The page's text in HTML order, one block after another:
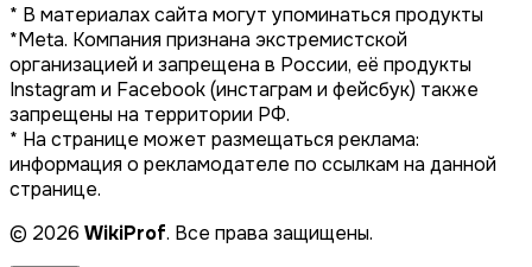
* В материалах сайта могут упоминаться продукты
*Meta. Компания признана экстремистской
организацией и запрещена в России, её продукты
Instagram и Facebook (инстаграм и фейсбук) также
запрещены на территории РФ.
* На странице может размещаться реклама:
информация о рекламодателе по ссылкам на данной
странице.
© 2026 WikiProf. Все права защищены.